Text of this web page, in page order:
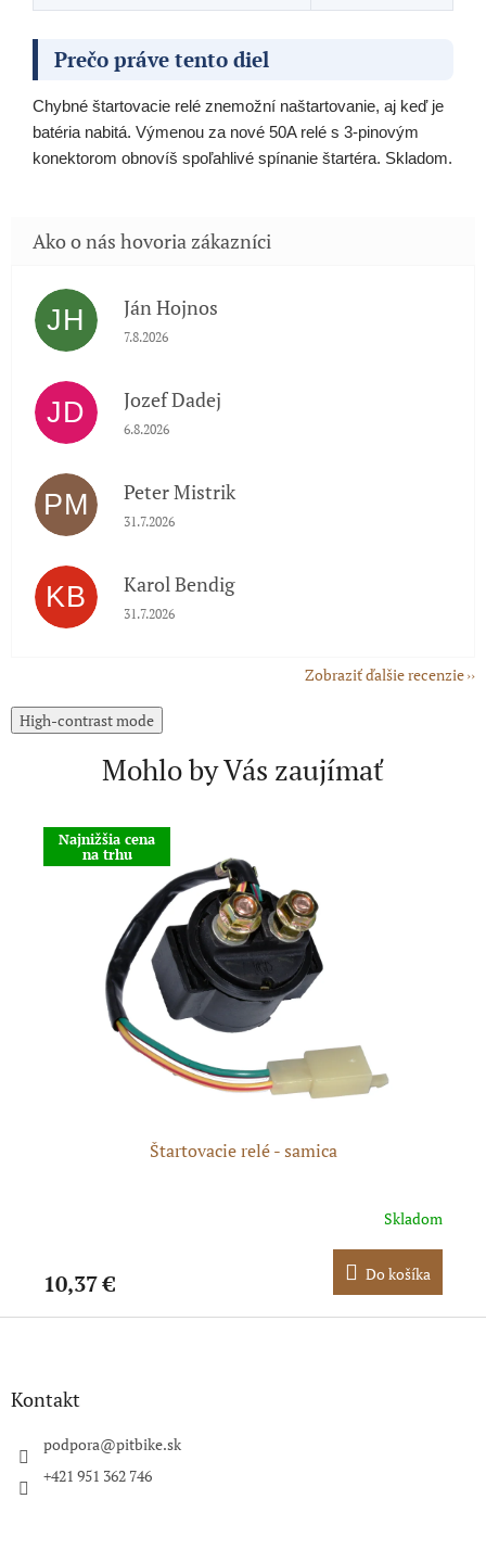
Prečo práve tento diel
Chybné štartovacie relé znemožní naštartovanie, aj keď je
batéria nabitá. Výmenou za nové 50A relé s 3-pinovým
konektorom obnovíš spoľahlivé spínanie štartéra. Skladom.
JH Ján Hojnos
Hodnotenie obchodu je 5 z 5 hviezdičiek.
7.8.2026
JD Jozef Dadej
Hodnotenie obchodu je 5 z 5 hviezdičiek.
6.8.2026
PM Peter Mistrik
Hodnotenie obchodu je 5 z 5 hviezdičiek.
31.7.2026
KB Karol Bendig
Hodnotenie obchodu je 5 z 5 hviezdičiek.
31.7.2026
Zobraziť ďalšie recenzie
High-contrast mode
Mohlo by Vás zaujímať
Najnižšia cena
na trhu
Štartovacie relé - samica
Skladom
10,37 € Do košíka
Z
Kontakt
podpora@pitbike.sk
+421 951 362 746